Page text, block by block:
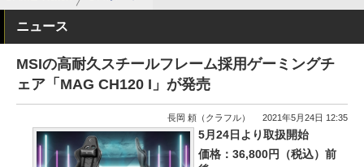
ニュース
MSIの高耐久スチールフレーム採用ゲーミングチ
ェア「MAG CH120 I」が発売
長岡 頼（クラフル） 2021年5月24日 12:35
5月24日より取扱開始
価格：36,800円（税込）前